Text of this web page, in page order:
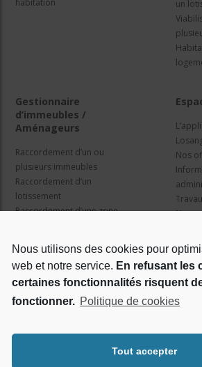
Nous utilisons des cookies pour
web et notre service. En refusant les
certaines fonctionnalités risquent
fonctionner. Politique de cookies
Tout accepter
habitation
un
Gestionnaire
d’immeubles /
Aménageurs
Raccordement d’un ou
plusieurs immeubles
Raccordement d’un
lotissement
Raccordement d’une zone
Nos
Nos
Qui sommes nous ?
Le projet Losange